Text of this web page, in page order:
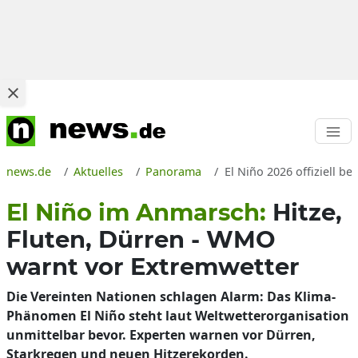
news.de Aktuelles Panorama El Niño 2026 offiziell
El Niño im Anmarsch: Hitze,
Fluten, Dürren - WMO
warnt vor Extremwetter
Die Vereinten Nationen schlagen Alarm: Das Klima-
Phänomen El Niño steht laut Weltwetterorganisation
unmittelbar bevor. Experten warnen vor Dürren,
Starkregen und neuen Hitzerekorden.